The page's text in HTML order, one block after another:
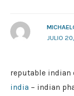
JULIO
reputable indian
india – indian